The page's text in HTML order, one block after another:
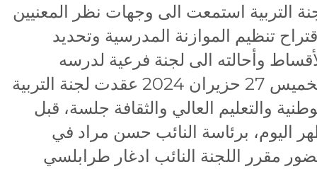
التربية استمعت الى وجهات نظر المعنيين
تنظيم الموازنة المدرسية وتحديد
وأحالته الى لجنة فرعية لدرسه
الخميس 27 حزيران 2024 عقدت لجنة التربية
والتعليم العالي والثقافة جلسة، قبل
اليوم، برئاسة النائب حسن مراد في
مقرر اللجنة النائب ادغار طرابلسي